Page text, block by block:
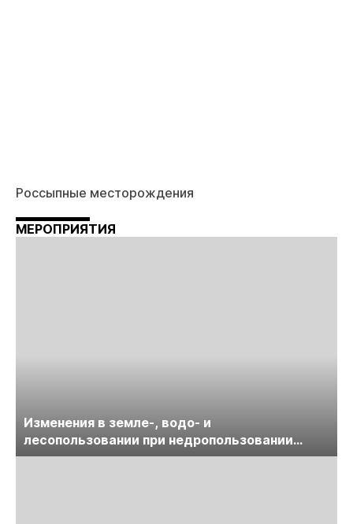
Россыпные месторождения
МЕРОПРИЯТИЯ
Изменения в земле-, водо- и
лесопользовании при недропользовании
обсудят на семинаре «ПравоТЭК»